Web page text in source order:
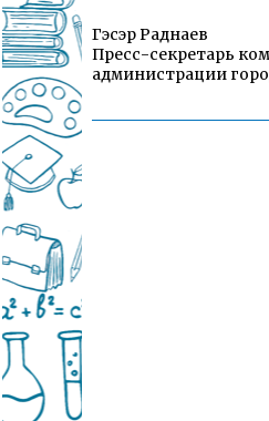
Гэсэр Раднаев
Пресс-секретарь
администрации